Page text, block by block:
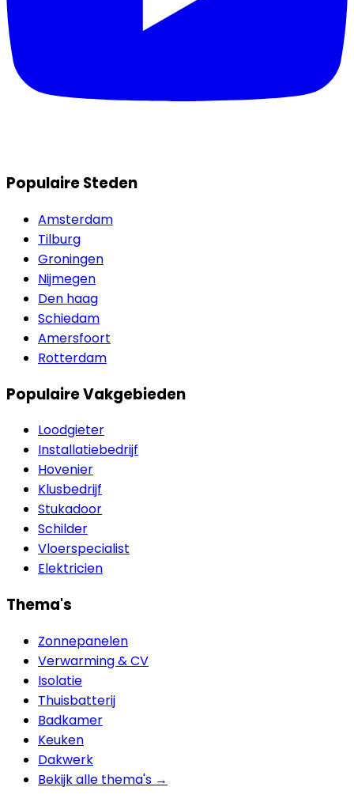
Populaire Steden
Amsterdam
Tilburg
Groningen
Nijmegen
Den haag
Schiedam
Amersfoort
Rotterdam
Populaire Vakgebieden
Loodgieter
Installatiebedrijf
Hovenier
Klusbedrijf
Stukadoor
Schilder
Vloerspecialist
Elektricien
Thema's
Zonnepanelen
Verwarming & CV
Isolatie
Thuisbatterij
Badkamer
Keuken
Dakwerk
Bekijk alle thema's →